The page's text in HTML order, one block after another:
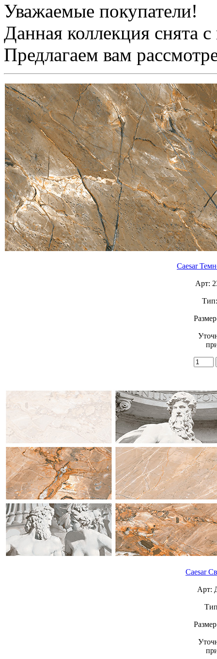
Уважаемые покупатели!
Данная коллекция снята с
Предлагаем вам
Caesar
Арт:
Caesar
Арт: